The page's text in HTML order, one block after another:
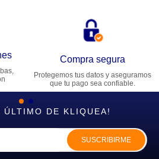
Compra segura
Protegemos tus datos y aseguramos
que tu pago sea confiable.
ÚLTIMO DE KLIQUEA!
SUSCRIBIRME